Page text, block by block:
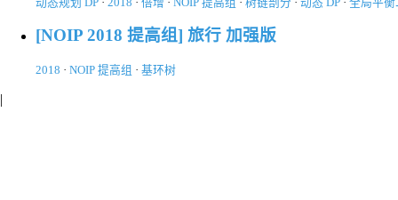
[NOIP 2018 提高组] 旅行 加强版
2018 · NOIP 提高组 · 基环树
|